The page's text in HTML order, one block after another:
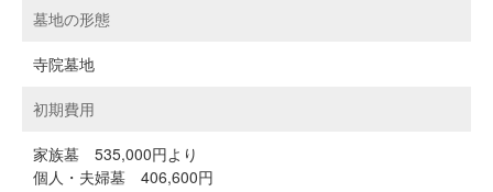
墓地の形態
寺院墓地
初期費用
家族墓 535,000円より
個人・夫婦墓 406,600円